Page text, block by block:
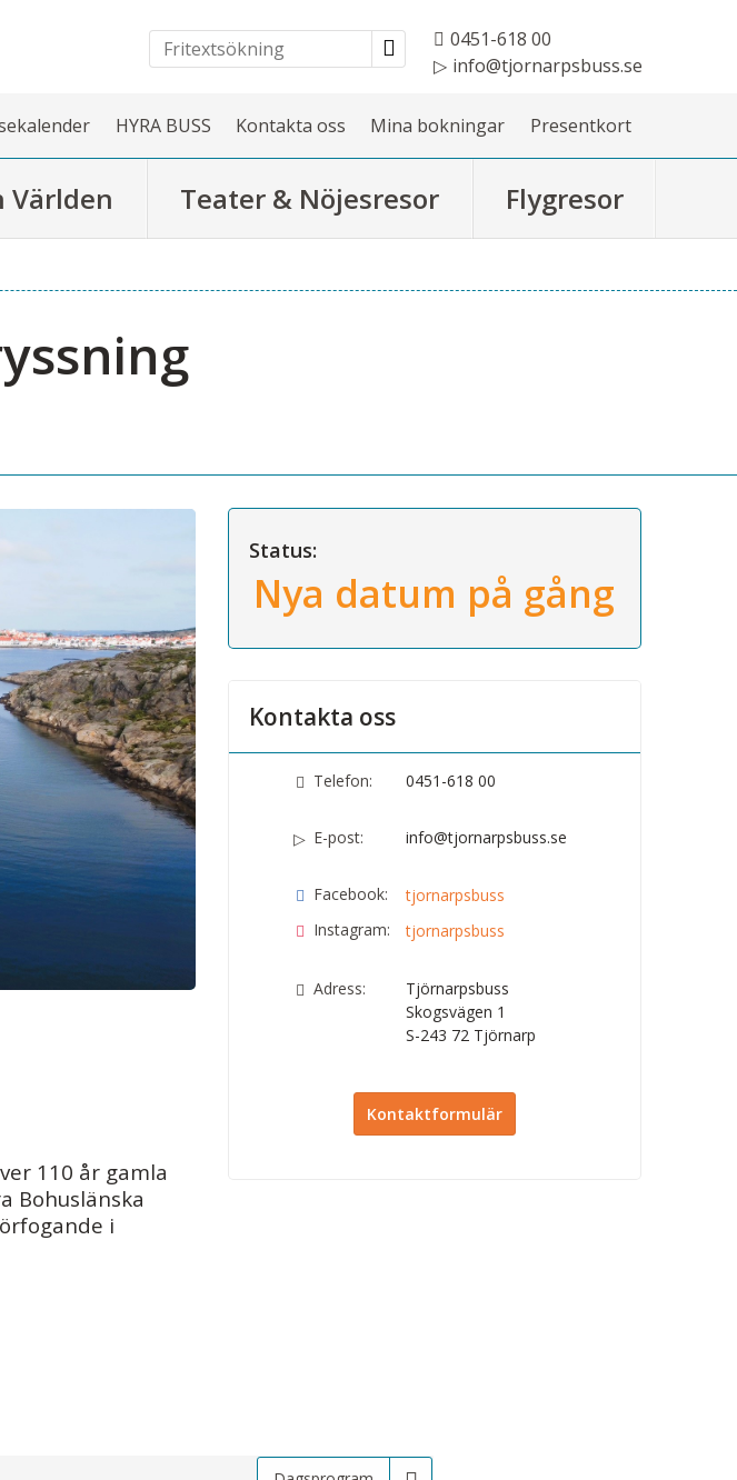
0451-618 00
info@tjornarpsbuss.se
HYRA BUSS Kontakta oss Mina bokningar Presentkort
Världen Teater & Nöjesresor Flygresor
110 år gamla
Bohuslänska
i
Status:
Nya datum på gång
Kontakta oss
Telefon: 0451-618 00
E-post: info@tjornarpsbuss.se
Facebook:
tjornarpsbuss
Instagram:
tjornarpsbuss
Adress:
Tjörnarpsbuss
Skogsvägen 1
S-243 72 Tjörnarp
Kontaktformulär